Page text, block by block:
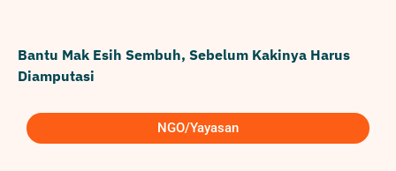
Bantu Mak Esih Sembuh, Sebelum Kakinya Harus
Diamputasi
NGO/Yayasan